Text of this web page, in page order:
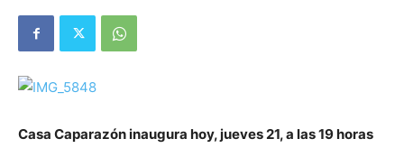
Casa Caparazón inaugura hoy, jueves 21, a las 19 horas